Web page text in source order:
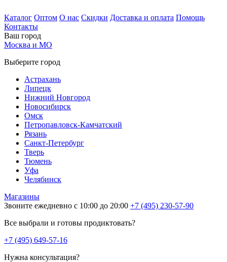
Каталог Оптом О нас Скидки Доставка и оплата Помощь
Контакты
Ваш город
Москва и МО
Выберите город
Астрахань
Липецк
Нижний Новгород
Новосибирск
Омск
Петропавловск-Камчатский
Рязань
Санкт-Петербург
Тверь
Тюмень
Уфа
Челябинск
Магазины
Звоните ежедневно с 10:00 до 20:00 +7 (495) 230-57-90
Все выбрали и готовы продиктовать?
+7 (495) 649-57-16
Нужна консультация?